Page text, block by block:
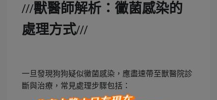
///獸醫師解析：黴菌感染的
處理方式///
一旦發現狗狗疑似黴菌感染，應盡速帶至獸醫院診
斷與治療，常見處理步驟包括：